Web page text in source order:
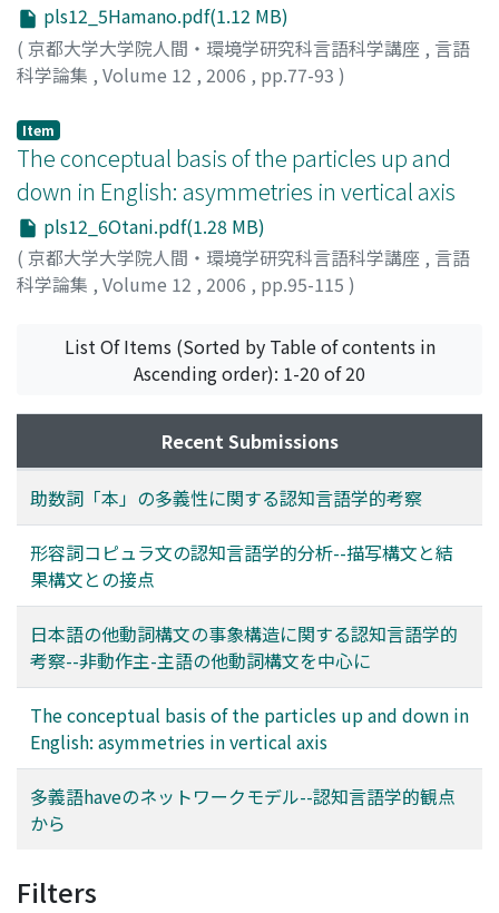
pls12_5Hamano.pdf(1.12 MB)
( 京都大学大学院人間・環境学研究科言語科学講座 , 言語
科学論集 , Volume 12 , 2006 , pp.77-93 )
Item
The conceptual basis of the particles up and
down in English: asymmetries in vertical axis
pls12_6Otani.pdf(1.28 MB)
( 京都大学大学院人間・環境学研究科言語科学講座 , 言語
科学論集 , Volume 12 , 2006 , pp.95-115 )
List Of Items (Sorted by Table of contents in
Ascending order): 1-20 of 20
Recent Submissions
助数詞「本」の多義性に関する認知言語学的考察
形容詞コピュラ文の認知言語学的分析--描写構文と結
果構文との接点
日本語の他動詞構文の事象構造に関する認知言語学的
考察--非動作主-主語の他動詞構文を中心に
The conceptual basis of the particles up and down in
English: asymmetries in vertical axis
多義語haveのネットワークモデル--認知言語学的観点
から
Filters